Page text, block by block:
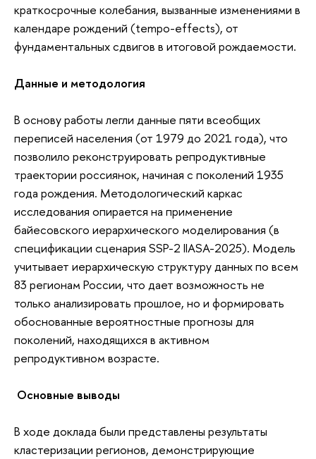
краткосрочные колебания, вызванные изменениями в
календаре рождений (tempo-effects), от
фундаментальных сдвигов в итоговой рождаемости.
Данные и методология
В основу работы легли данные пяти всеобщих
переписей населения (от 1979 до 2021 года), что
позволило реконструировать репродуктивные
траектории россиянок, начиная с поколений 1935
года рождения. Методологический каркас
исследования опирается на применение
байесовского иерархического моделирования (в
спецификации сценария SSP-2 IIASA-2025). Модель
учитывает иерархическую структуру данных по всем
83 регионам России, что дает возможность не
только анализировать прошлое, но и формировать
обоснованные вероятностные прогнозы для
поколений, находящихся в активном
репродуктивном возрасте.
Основные выводы
В ходе доклада были представлены результаты
кластеризации регионов, демонстрирующие